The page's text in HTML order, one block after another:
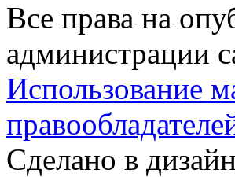
Все права на
администрации
Использование
Сделано в